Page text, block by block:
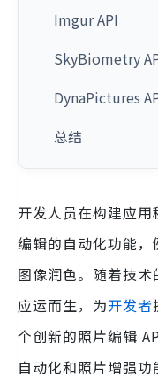
Imgur API
SkyBiometry
DynaPictures
总结
开发人员在构建应
编辑的自动化功能
图像润色。随着技
应运而生，为开发者
个创新的照片编辑
自动化和照片增强功